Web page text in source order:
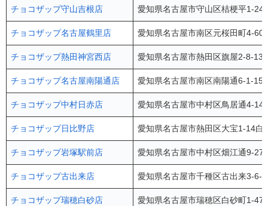
チョコザップ守山吉根店 愛知県名古屋市守山区桔梗平
チョコザップ名古屋鶴里店 愛知県名古屋市南区元桜田町4-
チョコザップ熱田神宮西店 愛知県名古屋市熱田区旗屋2-8-
チョコザップ名古屋南陽通店 愛知県名古屋市南区南陽通6-1-
チョコザップ中村日赤店 愛知県名古屋市中村区鳥居通4-
チョコザップ日比野店 愛知県名古屋市熱田区大宝1-14
チョコザップ岩塚駅前店 愛知県名古屋市中村区畑江通9-
チョコザップ古出来店 愛知県名古屋市千種区古出来3-
チョコザップ瑞穂白砂店 愛知県名古屋市瑞穂区白砂町1-